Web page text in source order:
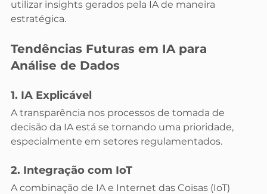
utilizar insights gerados pela IA de maneira
estratégica.
Tendências Futuras em IA para
Análise de Dados
1. IA Explicável
A transparência nos processos de tomada de
decisão da IA está se tornando uma prioridade,
especialmente em setores regulamentados.
2. Integração com IoT
A combinação de IA e Internet das Coisas (IoT)